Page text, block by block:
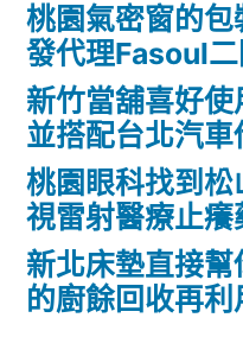
桃園氣密窗的
發代理Fasoul
新竹當舖喜好
並搭配台北汽車
桃園眼科找到
視雷射醫療止癢
新北床墊直接
的廚餘回收再利